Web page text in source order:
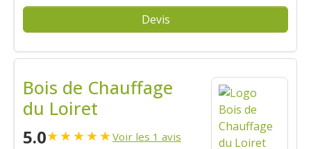
Devis
Bois de Chauffage
du Loiret
5.0★★★★★Voir les 1 avis